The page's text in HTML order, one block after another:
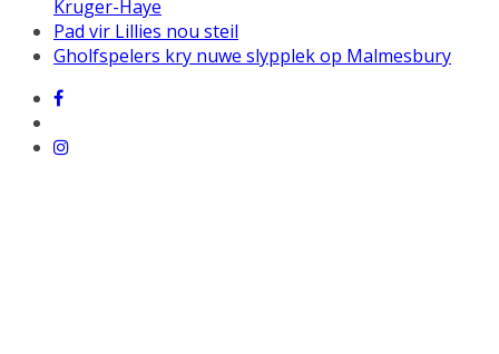
Kruger-Haye
Pad vir Lillies nou steil
Gholfspelers kry nuwe slypplek op Malmesbury